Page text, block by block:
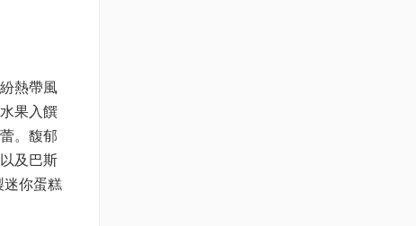
熱帶風
果入饌
。馥郁
及巴斯
迷你蛋糕